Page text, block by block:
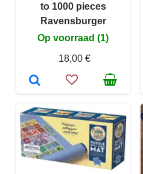
to 1000 pieces
Ravensburger
Op voorraad (1)
18,00 €